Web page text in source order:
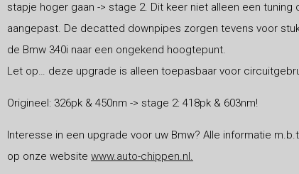
stapje hoger gaan -> stage 2. Dit keer niet alleen een
aangepast. De decatted downpipes zorgen tevens voor
de Bmw 340i naar een ongekend hoogtepunt.
Let op… deze upgrade is alleen toepasbaar voor
Origineel: 326pk & 450nm -> stage 2: 418pk & 603nm!
Interesse in een upgrade voor uw Bmw? Alle informatie
op onze website www.auto-chippen.nl.